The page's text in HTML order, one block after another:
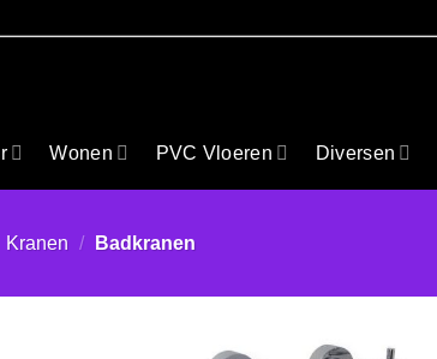
Wonen PVC Vloeren Diversen
Kranen / Badkranen